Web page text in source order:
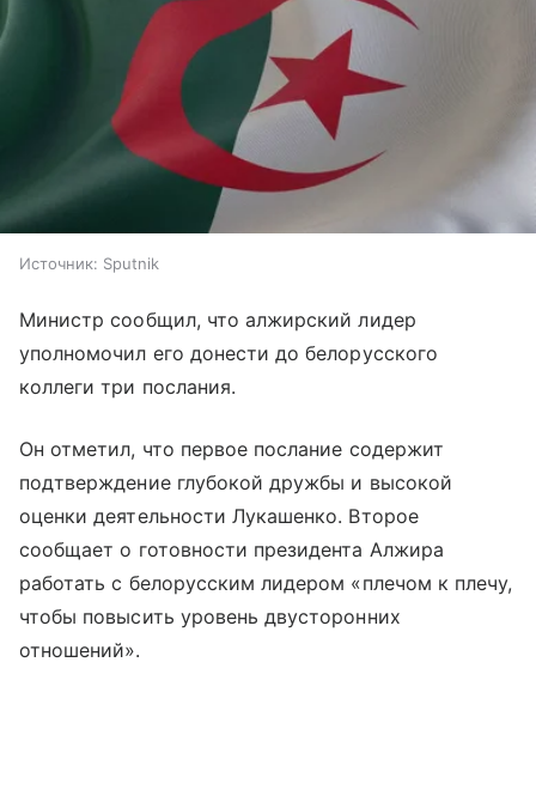
Источник: Sputnik
Министр сообщил, что алжирский лидер
уполномочил его донести до белорусского
коллеги три послания.
Он отметил, что первое послание содержит
подтверждение глубокой дружбы и высокой
оценки деятельности Лукашенко. Второе
сообщает о готовности президента Алжира
работать с белорусским лидером «плечом к плечу,
чтобы повысить уровень двусторонних
отношений».